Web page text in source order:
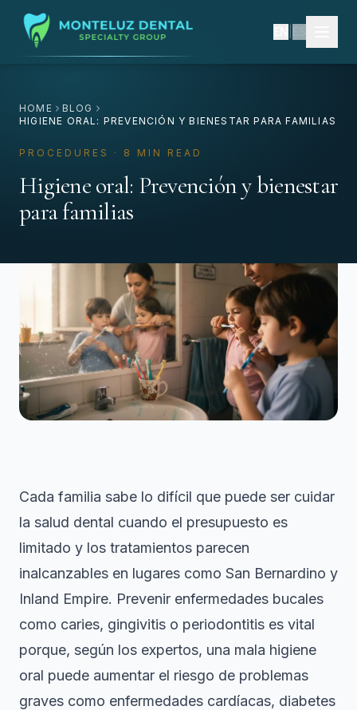
HOME
BLOG
HIGIENE ORAL: PREVENCIÓN Y BIENESTAR PARA FAMILIAS
PROCEDURES · 8 MIN READ
Higiene oral: Prevención y bienestar
para familias
Cada familia sabe lo difícil que puede ser cuidar
la salud dental cuando el presupuesto es
limitado y los tratamientos parecen
inalcanzables en lugares como San Bernardino y
Inland Empire. Prevenir enfermedades bucales
como caries, gingivitis o periodontitis es vital
porque, según los expertos, una mala higiene
oral puede aumentar el riesgo de problemas
graves como enfermedades cardíacas, diabetes